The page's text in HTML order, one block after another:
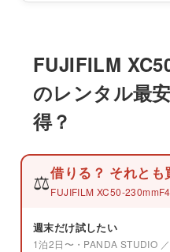
FUJIFILM
のレンタル最
得？
⚖️借りる？ それとも
FUJIFILM XC50-
週末だけ試したい
1泊2日〜・PANDA STUDIO